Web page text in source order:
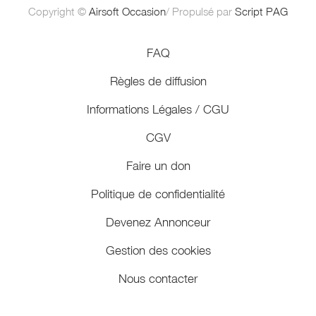
Copyright © Airsoft Occasion/ Propulsé par Script PAG
FAQ
Règles de diffusion
Informations Légales / CGU
CGV
Faire un don
Politique de confidentialité
Devenez Annonceur
Gestion des cookies
Nous contacter